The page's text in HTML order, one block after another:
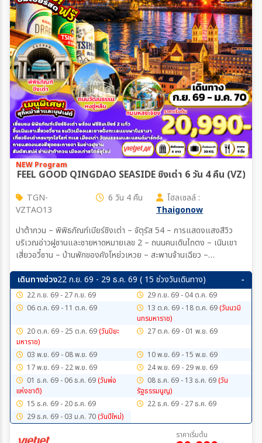
FEEL GOOD QINGDAO SEASIDE ชิงเต่า 6 วัน 4 คืน (VZ)
NEW Program
TGN-
VZTAO13
6 วัน 4 คืน
โฮลเซลล์ :
Thaigonow
ปาต้ากวน – พิพิธภัณฑ์เบียร์ชิงเต่า – จัตุรัส 54 – การแสดงแสงสีวิว
บริเวณอ่าวฝูซานและชายหาดหมายเลข 2 – ถนนคนเดินไถตง – เนินเขา
เสี่ยวอวี๋ซาน – บ้านพักของคังโหย่วเหวย – สะพานจ้านเฉียว –
– ชายหาดหมายเลข 3 – ถนนผีไฉ่ย่วน – สวนชิ้นห้าวซาน – ถนนหลงเจียง
– ห้างสรรพสินค้า The Mix C – ซาจื่อโข่ว – สวนสาธารณะไห่จือเลี่ยน –
ถนนคนเดินจงซาน – โบสถ์เซนต์ไมเคิล – เกาะต้าเป่า
เดินทางช่วง22 ก.ย. 69 - 29 ธ.ค. 69 ( 15 ช่วงวันเดินทาง)
22 ก.ย. 69 - 27 ก.ย. 69
29 ก.ย. 69 - 04 ต.ค. 69
06 ต.ค. 69 - 11 ต.ค. 69
13 ต.ค. 69 - 18 ต.ค. 69(วันนวมิ
นทรมหาราช)
20 ต.ค. 69 - 25 ต.ค. 69(วันปิยะ
มหาราช)
27 ต.ค. 69 - 01 พ.ย. 69
03 พ.ย. 69 - 08 พ.ย. 69
10 พ.ย. 69 - 15 พ.ย. 69
17 พ.ย. 69 - 22 พ.ย. 69
24 พ.ย. 69 - 29 พ.ย. 69
01 ธ.ค. 69 - 06 ธ.ค. 69(วันพ่อ
เเห่งชาติ)
08 ธ.ค. 69 - 13 ธ.ค. 69(วัน
รัฐธรรมนูญ)
15 ธ.ค. 69 - 20 ธ.ค. 69
22 ธ.ค. 69 - 27 ธ.ค. 69
29 ธ.ค. 69 - 03 ม.ค. 70(วันปีใหม่)
ราคาเริ่มต้น